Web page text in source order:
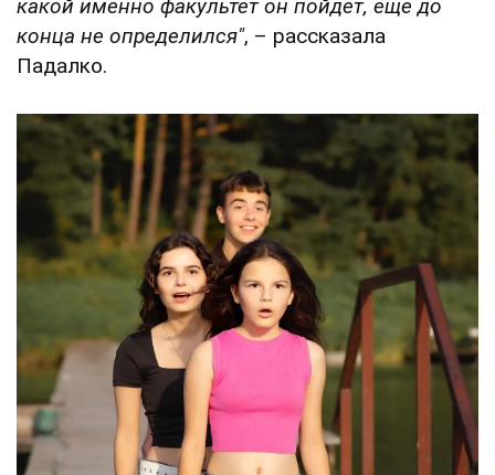
какой именно факультет он пойдет, еще до
конца не определился", – рассказала
Падалко.